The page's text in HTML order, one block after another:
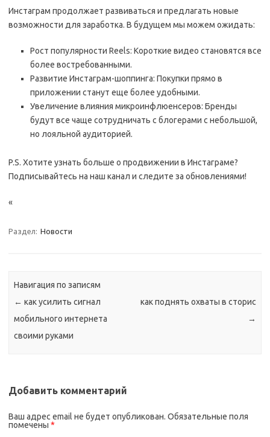
Инстаграм продолжает развиваться и предлагать новые
возможности для заработка. В будущем мы можем ожидать:
Рост популярности Reels: Короткие видео становятся все
более востребованными.
Развитие Инстаграм-шоппинга: Покупки прямо в
приложении станут еще более удобными.
Увеличение влияния микроинфлюенсеров: Бренды
будут все чаще сотрудничать с блогерами с небольшой,
но лояльной аудиторией.
P.S. Хотите узнать больше о продвижении в Инстаграме?
Подписывайтесь на наш канал и следите за обновлениями!
«
Раздел: Новости
Навигация по записям
← как усилить сигнал
мобильного интернета
своими руками
как поднять охваты в сторис
→
Добавить комментарий
Ваш адрес email не будет опубликован. Обязательные поля
помечены *